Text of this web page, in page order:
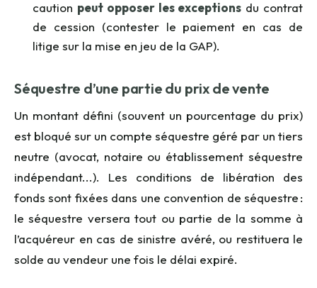
caution peut opposer les exceptions du contrat
de cession (contester le paiement en cas de
litige sur la mise en jeu de la GAP).
Séquestre d’une partie du prix de vente
Un montant défini (souvent un pourcentage du prix)
est bloqué sur un compte séquestre géré par un tiers
neutre (avocat, notaire ou établissement séquestre
indépendant...). Les conditions de libération des
fonds sont fixées dans une convention de séquestre :
le séquestre versera tout ou partie de la somme à
l’acquéreur en cas de sinistre avéré, ou restituera le
solde au vendeur une fois le délai expiré.